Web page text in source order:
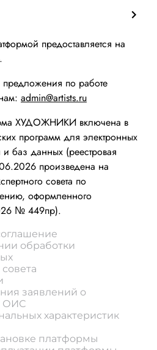
предоставляется на
по работе
admin@artists.ru
ХУДОЖНИКИ включена в
программ для электронных
баз данных (реестровая
произведена на
совета по
оформленного
№ 449пр).
обработки
заявлений о
ОИС
характеристик
платформы